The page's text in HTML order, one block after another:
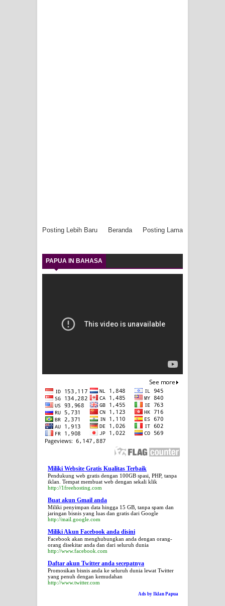
Posting Lebih Baru Posting Lama
Beranda
PAPUA IN BAHASA
Miliki Website Gratis Kualitas Terbaik
Pendukung web gratis dengan 100GB spasi, PHP, tanpa
iklan. Tempat membuat web dengan sekali klik
http://1freehosting.com
Buat akun Gmail anda
Miliki penyimpan data hingga 15 GB, tanpa spam dan
jaringan bisnis yang luas dan gratis dari Google
http://mail.google.com
Miliki Akun Facebook anda disini
Facebook akan menghubungkan anda dengan orang-
orang disekitar anda dan dari seluruh dunia
http://www.facebook.com
Daftar akun Twitter anda secepatnya
Promosikan bisnis anda ke seluruh dunia lewat Twitter
yang penuh dengan kemudahan
http://www.twitter.com
Ads by Iklan Papua